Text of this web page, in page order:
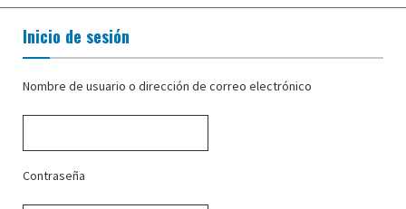
Inicio de sesión
Nombre de usuario o dirección de correo electrónico
Contraseña